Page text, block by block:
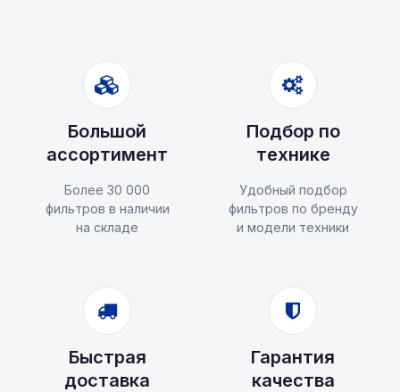
Большой
ассортимент
Более 30 000
фильтров в наличии
на складе
Подбор по
технике
Удобный подбор
фильтров по бренду
и модели техники
Быстрая
доставка
Гарантия
качества